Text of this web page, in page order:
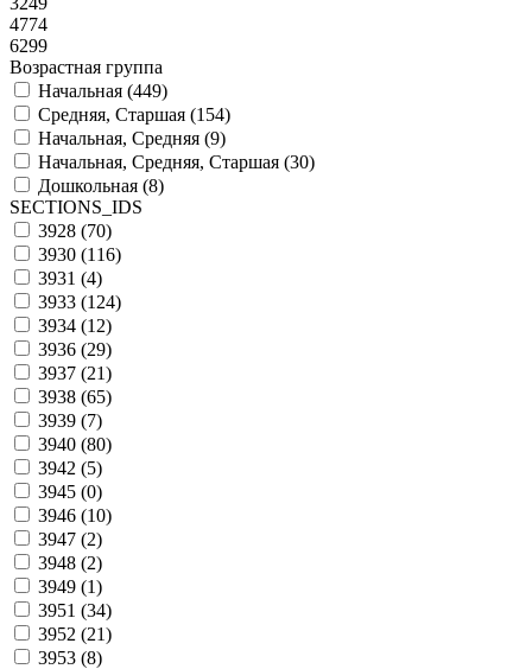
4774
6299
Возрастная группа
Начальная (449)
Средняя, Старшая (154)
Начальная, Средняя (9)
Начальная, Средняя, Старшая (30)
Дошкольная (8)
SECTIONS_IDS
3928 (70)
3930 (116)
3931 (4)
3933 (124)
3934 (12)
3936 (29)
3937 (21)
3938 (65)
3939 (7)
3940 (80)
3942 (5)
3945 (0)
3946 (10)
3947 (2)
3948 (2)
3949 (1)
3951 (34)
3952 (21)
3953 (8)